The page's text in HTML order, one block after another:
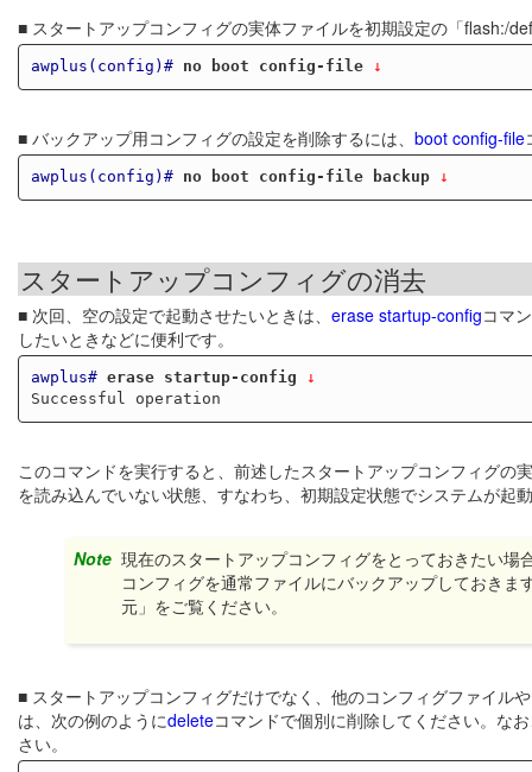
■ スタートアップコンフィグの実体ファイルを初期設定の「flash:/
awplus(config)# no boot config-file ↓
■ バックアップ用コンフィグの設定を削除するには、 boot config-file
awplus(config)# no boot config-file backup ↓
スタートアップコンフィグの消去
■ 次回、空の設定で起動させたいときは、 erase startup-configコマ
したいときなどに便利です。
awplus# erase startup-config ↓
このコマンドを実行すると、前述したスタートアップコンフィグ
を読み込んでいない状態、すなわち、初期設定状態でシステムが起
Note 現在のスタートアップコンフィグをとっておきたい場
コンフィグを通常ファイルにバックアップしておき
元」をご覧ください。
■ スタートアップコンフィグだけでなく、他のコンフィグファイル
は、次の例のようにdeleteコマンドで個別に削除してください。な
さい。